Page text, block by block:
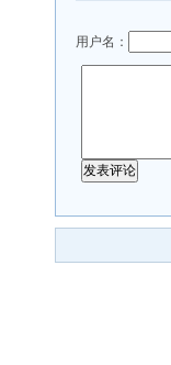
用户名：